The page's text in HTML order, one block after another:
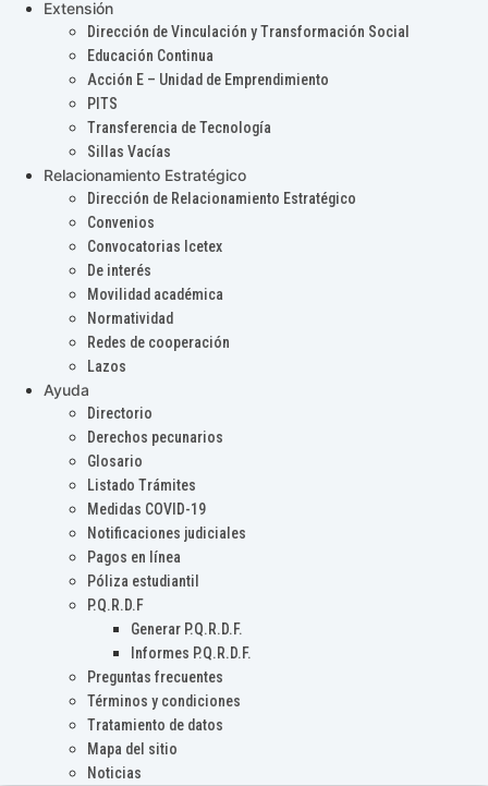
Extensión
Dirección de Vinculación y Transformación Social
Educación Continua
Acción E – Unidad de Emprendimiento
PITS
Transferencia de Tecnología
Sillas Vacías
Relacionamiento Estratégico
Dirección de Relacionamiento Estratégico
Convenios
Convocatorias Icetex
De interés
Movilidad académica
Normatividad
Redes de cooperación
Lazos
Ayuda
Directorio
Derechos pecunarios
Glosario
Listado Trámites
Medidas COVID-19
Notificaciones judiciales
Pagos en línea
Póliza estudiantil
P.Q.R.D.F
Generar P.Q.R.D.F.
Informes P.Q.R.D.F.
Preguntas frecuentes
Términos y condiciones
Tratamiento de datos
Mapa del sitio
Noticias